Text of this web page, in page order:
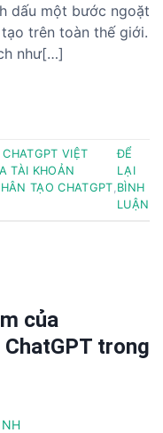
dấu một bước ngoặt
trên toàn thế giới.
như[…]
CHATGPT VIỆT
TÀI KHOẢN
TẠO CHATGPT,
ĐỂ
LẠI
BÌNH
LUẬN
của
trong